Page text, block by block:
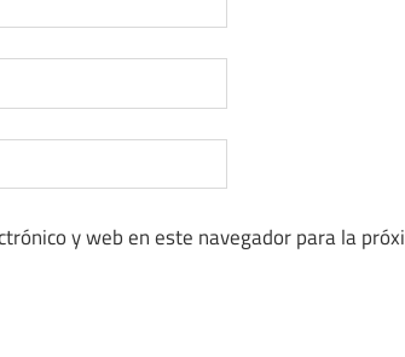
y web en este navegador para la